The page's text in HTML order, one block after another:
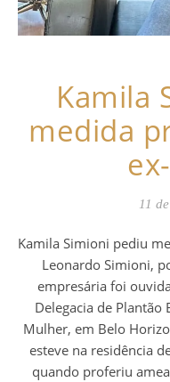
Kamila
medida
11
Kamila Simioni pediu medida protetiva contra o ex-marido,
Leonardo Simioni,
empresária foi
Delegacia de Plantão
Mulher, em Belo
esteve na residência
quando proferiu